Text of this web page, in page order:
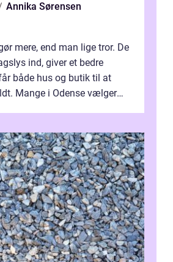
Annika Sørensen
mere, end man lige tror. De
ind, giver et bedre
både hus og butik til at
Mange i Odense vælger